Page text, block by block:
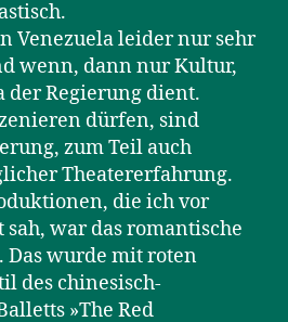
Venezuela leider nur sehr
wenn, dann nur Kultur,
der Regierung dient.
dürfen, sind
zum Teil auch
Theatererfahrung.
die ich vor
war das romantische
Das wurde mit roten
des chinesisch-
»The Red